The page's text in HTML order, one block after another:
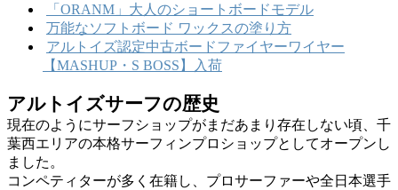
「ORANM」大人のショートボードモデル
万能なソフトボード ワックスの塗り方
アルトイズ認定中古ボードファイヤーワイヤー
【MASHUP・S BOSS】入荷
アルトイズサーフの歴史
現在のようにサーフショップがまだあまり存在しない頃、千
葉西エリアの本格サーフィンプロショップとしてオープンし
ました。
コンペティターが多く在籍し、プロサーファーや全日本選手